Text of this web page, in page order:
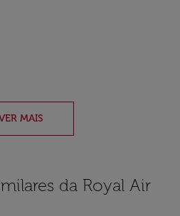
MAIS
da Royal Air